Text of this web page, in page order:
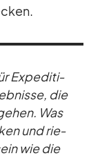
Ex­pe­di­ti­
die
Was
und rie­
wie die